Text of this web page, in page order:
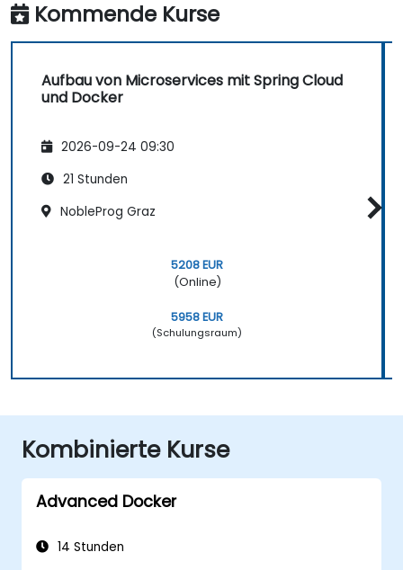
Kommende Kurse
Aufbau von Microservices mit Spring Cloud
und Docker
2026-09-24 09:30
21 Stunden
NobleProg Graz
5208 EUR
(Online)
5958 EUR
(Schulungsraum)
Kombinierte Kurse
Advanced Docker
14 Stunden